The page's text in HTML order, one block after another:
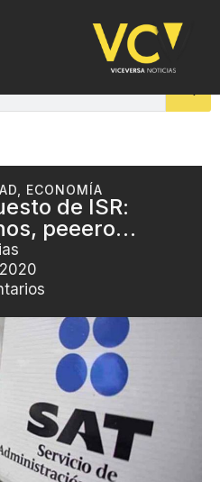
ECONOMÍA
de ISR:
peeero…